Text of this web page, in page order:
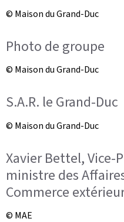
© Maison du Grand-Duc
Photo de groupe
© Maison du Grand-Duc
S.A.R. le Grand-Duc
© Maison du Grand-Duc
Xavier Bettel, Vice-
ministre des
Commerce
© MAE